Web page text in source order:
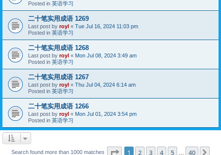
Posted in 英语学习
二十笔实用成语 1269
Last post by royl « Tue Jul 16, 2024 11:03 pm
Posted in 英语学习
二十笔实用成语 1268
Last post by royl « Mon Jul 08, 2024 3:49 am
Posted in 英语学习
二十笔实用成语 1267
Last post by royl « Thu Jul 04, 2024 6:14 am
Posted in 英语学习
二十笔实用成语 1266
Last post by royl « Mon Jul 01, 2024 3:54 pm
Posted in 英语学习
Search found more than 1000 matches Page 1of 40
1 2 3 4 5 40